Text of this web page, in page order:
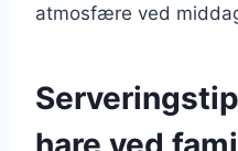
atmosfære ved